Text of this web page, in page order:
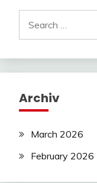
for:
Archiv
March 2026
February 2026